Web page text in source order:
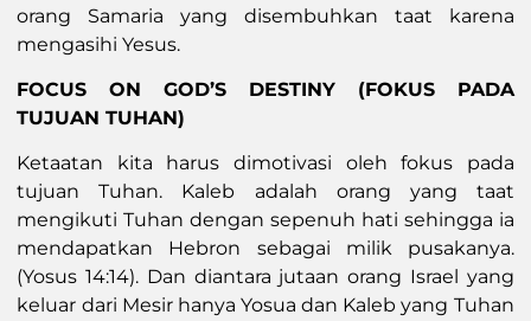
orang Samaria yang disembuhkan taat karena
mengasihi Yesus.
FOCUS ON GOD’S DESTINY (FOKUS PADA
TUJUAN TUHAN)
Ketaatan kita harus dimotivasi oleh fokus pada
tujuan Tuhan. Kaleb adalah orang yang taat
mengikuti Tuhan dengan sepenuh hati sehingga ia
mendapatkan Hebron sebagai milik pusakanya.
(Yosus 14:14). Dan diantara jutaan orang Israel yang
keluar dari Mesir hanya Yosua dan Kaleb yang Tuhan